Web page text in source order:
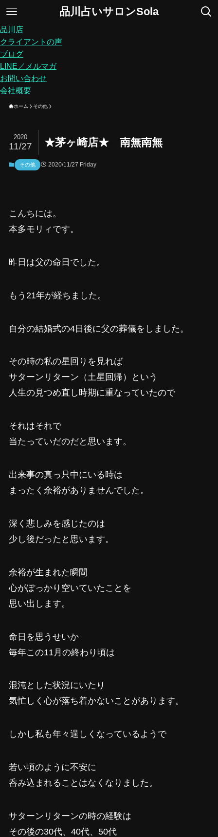
品川占いサロンSola
品川店
クライアントの声
ブログ
LINE／メルマガ
お問い合わせ
会社概要
ホーム その他
★茅ヶ崎店★ 南無南無
2020
11/27
その他 2020/11/27 Friday
こんちには。
本多モリィです。
昨日は父の命日でした。
もう21年が経ちました。
自分の結婚式の4日後に父の葬儀をしました。
その時の私の星回りを見れば
サターンリターン（土星回帰）という
人生の見つめ直し時期に重なっていたので
それはそれで
当たっていだのだと思います。
出来事の真っ只中にいる時は
まったく余裕がありませんでした。
深く悲しみを感じたのは
少し後だったと思います。
余裕が生まれた瞬間
心がぽっかり空いていたことを
思い出します。
命日を思うせいか
毎年この11月の終わり頃は
混沌とした状況にいたり
気忙しく心が落ち着かないことがあります。
しかし私も年々逞しくなっているようで
若い頃のように不安に
呑み込まれることはなくなりました。
サターンリターンの時の経験は
その後の30代、40代、50代